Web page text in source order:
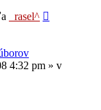
_rasel^
4:32 pm » v